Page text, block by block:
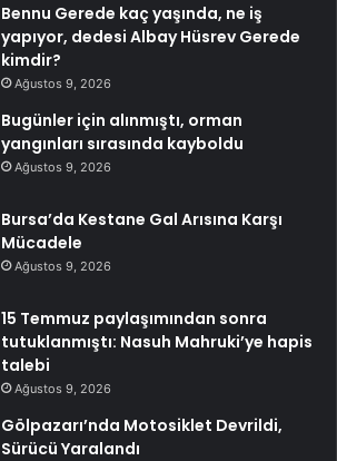
Bennu Gerede kaç yaşında, ne iş
yapıyor, dedesi Albay Hüsrev Gerede
kimdir?
Ağustos 9, 2026
Bugünler için alınmıştı, orman
yangınları sırasında kayboldu
Ağustos 9, 2026
Bursa’da Kestane Gal Arısına Karşı
Mücadele
Ağustos 9, 2026
15 Temmuz paylaşımından sonra
tutuklanmıştı: Nasuh Mahruki’ye hapis
talebi
Ağustos 9, 2026
Gölpazarı’nda Motosiklet Devrildi,
Sürücü Yaralandı